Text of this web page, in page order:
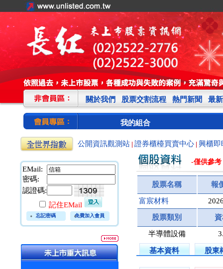
關於我們 股票交割流程 熱門新聞 最
我的組合
公開資訊觀測站 證券櫃檯買賣中心 興櫃即
EMail:
密碼:
認證碼:
記住EMail
忘記密碼 免費加入會員
-僅供參考
股票名稱 報
富宸材料
股票類別
半導體設備
基本資料 股東